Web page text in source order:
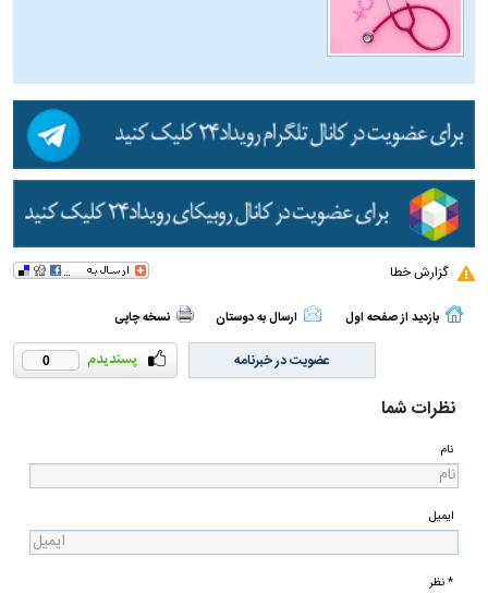
گزارش خطا
بازدید از صفحه اول ارسال به دوستان نسخه چاپی
0 عضویت در خبرنامه
نظرات شما
نام
ایمیل
* نظر